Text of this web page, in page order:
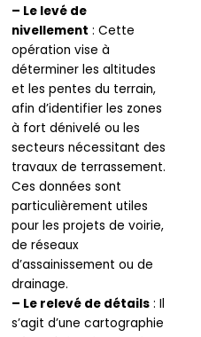
– Le levé de
nivellement : Cette
opération vise à
déterminer les altitudes
et les pentes du terrain,
afin d’identifier les zones
à fort dénivelé ou les
secteurs nécessitant des
travaux de terrassement.
Ces données sont
particulièrement utiles
pour les projets de voirie,
de réseaux
d’assainissement ou de
drainage.
– Le relevé de détails: Il
s’agit d’une cartographie